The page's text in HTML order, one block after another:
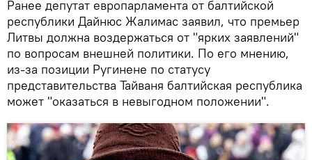
Ранее депутат европарламента от балтийской
республики Дайнюс Жалимас заявил, что премьер
Литвы должна воздержаться от "ярких заявлений"
по вопросам внешней политики. По его мнению,
из-за позиции Ругинене по статусу
представительства Тайваня балтийская республика
может "оказаться в невыгодном положении".